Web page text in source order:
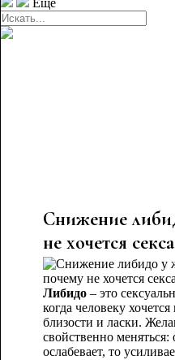
Еще
Снижение
не хочется секса
Либидо– это
когда человеку
близости и ласки.
свойственно меняться:
ослабевает, то